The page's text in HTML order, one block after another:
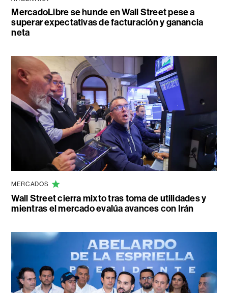
MercadoLibre se hunde en Wall Street pese a
superar expectativas de facturación y ganancia
neta
MERCADOS
Wall Street cierra mixto tras toma de utilidades y
mientras el mercado evalúa avances con Irán